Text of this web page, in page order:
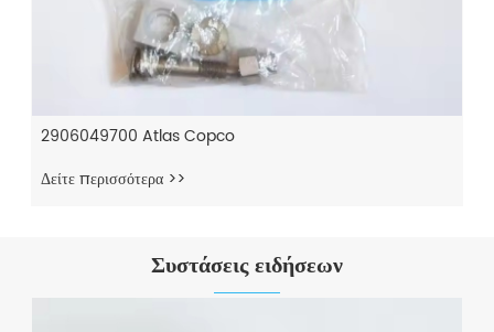
2906049700 Atlas Copco
Δείτε περισσότερα >>
Συστάσεις ειδήσεων